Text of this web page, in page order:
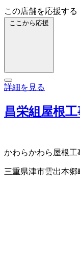
この店舗を応援する
ここから応援
詳細を見る
昌栄組屋根
かわらかわら屋根工
三重県津市雲出本郷